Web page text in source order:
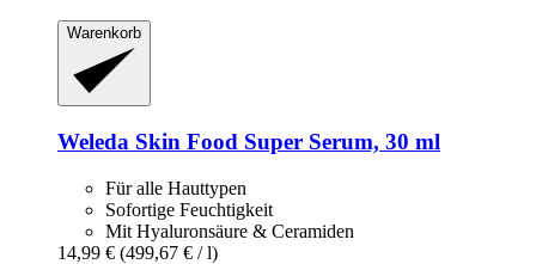
Warenkorb
Weleda Skin Food Super Serum, 30 ml
Für alle Hauttypen
Sofortige Feuchtigkeit
Mit Hyaluronsäure & Ceramiden
14,99 € (499,67 € / l)